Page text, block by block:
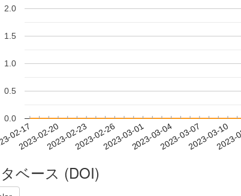
02-17
2023-02-202023-02-232023-02-262023-03-012023-03-042023-03-072023-03-10
0.0
0.5
1.0
1.5
2.0
ベース (DOI)